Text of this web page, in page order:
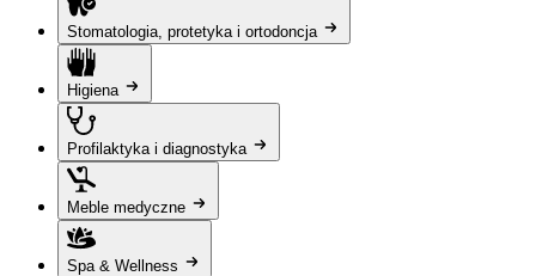
Stomatologia, protetyka i ortodoncja
Higiena
Profilaktyka i diagnostyka
Meble medyczne
Spa & Wellness